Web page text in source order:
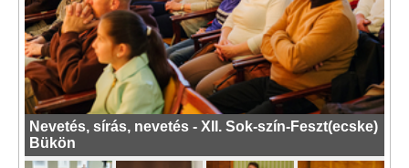
Nevetés, sírás, nevetés - XII. Sok-szín-Feszt(ecske)
Bükön